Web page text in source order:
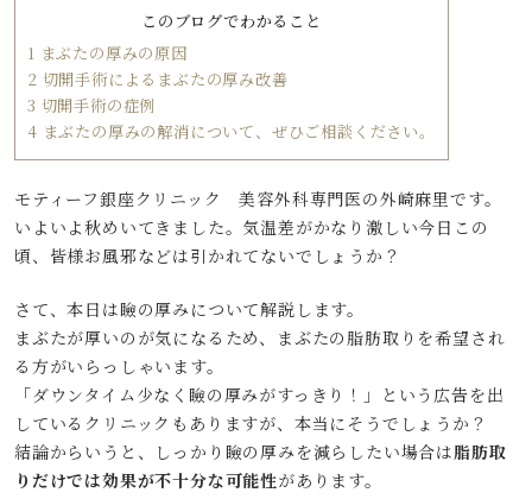
このブログでわかること
1 まぶたの厚みの原因
2 切開手術によるまぶたの厚み改善
3 切開手術の症例
4 まぶたの厚みの解消について、ぜひご相談ください。
モティーフ銀座クリニック 美容外科専門医の外崎麻里です。
いよいよ秋めいてきました。気温差がかなり激しい今日この
頃、皆様お風邪などは引かれてないでしょうか？
さて、本日は瞼の厚みについて解説します。
まぶたが厚いのが気になるため、まぶたの脂肪取りを希望され
る方がいらっしゃいます。
「ダウンタイム少なく瞼の厚みがすっきり！」という広告を出
しているクリニックもありますが、本当にそうでしょうか？
結論からいうと、しっかり瞼の厚みを減らしたい場合は脂肪取
りだけでは効果が不十分な可能性があります。